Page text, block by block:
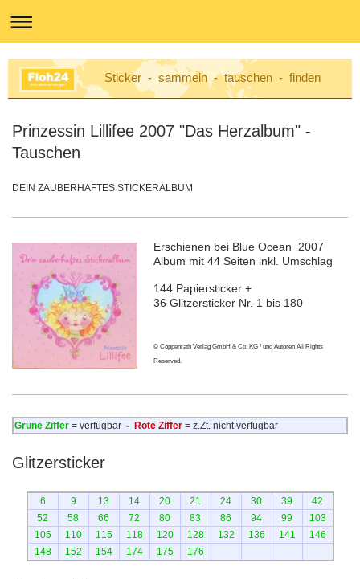
Sticker - sammeln - tauschen - finden
Prinzessin Lillifee 2007 "Das Herzalbum" -
Tauschen
DEIN ZAUBERHAFTES STICKERALBUM
Erschienen bei Blue Ocean 2007
Album mit 44 Seiten inkl. Umschlag
144 Papiersticker +
36 Glitzersticker Nr. 1 bis 180
© Coppenrath Verlag GmbH & Co. KG / und Autoren All Rights
Reserved.
Grüne Ziffer = verfügbar - Rote Ziffer = z.Zt. nicht verfügbar
Glitzersticker
6 9 13 14 20 21 24 30 39
42
52
58 66 72 80 83 86 94 99
103
105
110 115 118 120 128 132 136 141
146
148
152 154 174 175 176